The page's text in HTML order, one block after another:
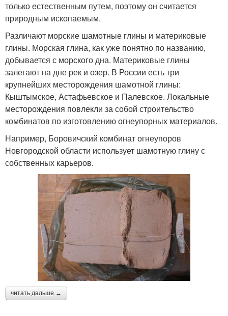
только естественным путем, поэтому он считается
природным ископаемым.
Различают морские шамотные глины и материковые
глины. Морская глина, как уже понятно по названию,
добывается с морского дна. Материковые глины
залегают на дне рек и озер. В России есть три
крупнейших месторождения шамотной глины:
Кыштымское, Астафьевское и Палевское. Локальные
месторождения повлекли за собой строительство
комбинатов по изготовлению огнеупорных материалов.
Например, Боровичский комбинат огнеупоров
Новгородской области использует шамотную глину с
собственных карьеров.
читать дальше →